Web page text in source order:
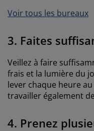
Voir tous les bureaux
3. Faites
Veillez à faire
frais et la lumière du
lever chaque heure
travailler également
4. Prenez